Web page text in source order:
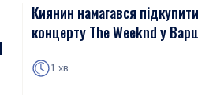
Киянин намагався
концерту The Weeknd у
1 хв